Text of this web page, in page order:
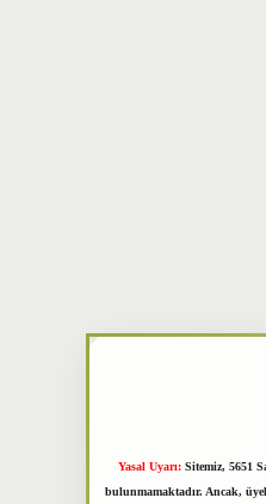
Yasal Uyarı: Sitemiz, 5651
bulunmamaktadır. Ancak,